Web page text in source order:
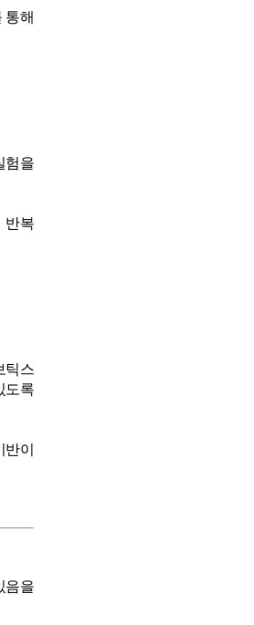
통해
험을
반복
틱스
도록
이
음을